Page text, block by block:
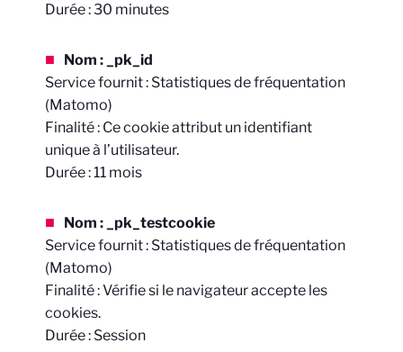
Durée : 30 minutes
Nom : _pk_id
Service fournit : Statistiques de fréquentation
(Matomo)
Finalité : Ce cookie attribut un identifiant
unique à l’utilisateur.
Durée : 11 mois
Nom : _pk_testcookie
Service fournit : Statistiques de fréquentation
(Matomo)
Finalité : Vérifie si le navigateur accepte les
cookies.
Durée : Session